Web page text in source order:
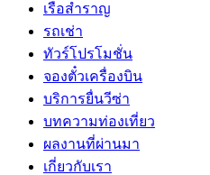
เรือสำราญ
รถเช่า
ทัวร์โปรโมชั่น
จองตั๋วเครื่องบิน
บริการยื่นวีซ่า
บทความท่องเที่ยว
ผลงานที่ผ่านมา
เกี่ยวกับเรา